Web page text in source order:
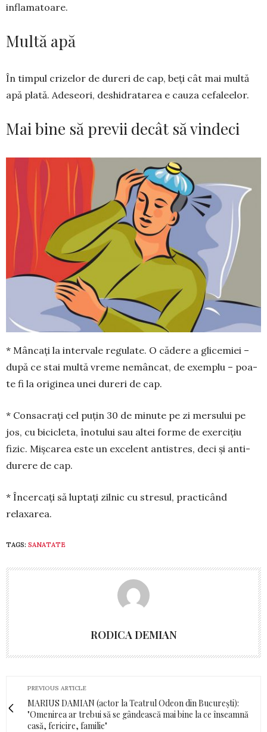
inflamatoare.
Multă apă
În timpul crizelor de dureri de cap, beți cât mai mul­tă
apă plată. Adeseori, deshidratarea e cauza ce­fa­­leelor.
Mai bine să previi decât să vindeci
* Mâncați la intervale re­gulate. O cădere a gli­ce­miei –
du­pă ce stai multă vre­me ne­mâncat, de exem­plu – poa­
te fi la originea unei dureri de cap.
* Consacrați cel puțin 30 de mi­nute pe zi mersului pe
jos, cu bi­ci­cle­ta, înotului sau altei forme de exer­­cițiu
fizic. Mișcarea este un ex­ce­lent antistres, deci și anti-
durere de cap.
* Încercați să lup­tați zilnic cu stresul, prac­ti­când
relaxarea.
TAGS: SANATATE
RODICA DEMIAN
PREVIOUS ARTICLE
MARIUS DAMIAN (actor la Teatrul Odeon din București):
"Omenirea ar trebui să se gândească mai bine la ce înseamnă
casă, fericire, familie"